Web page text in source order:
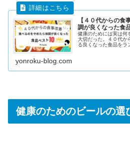
【４０代からの食
調が良くなった食
健康のためには実は何
大切だった。４０代か
る良くなった食品をラ
yonroku-blog.com
健康のためのビールの選